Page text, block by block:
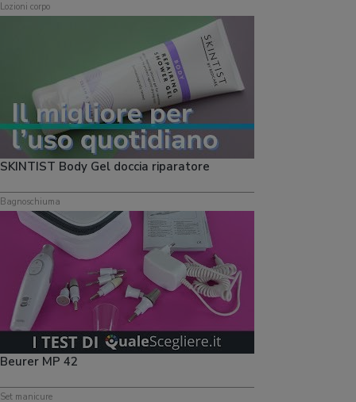
Lozioni corpo
SKINTIST Body Gel doccia riparatore
Bagnoschiuma
Beurer MP 42
Set manicure